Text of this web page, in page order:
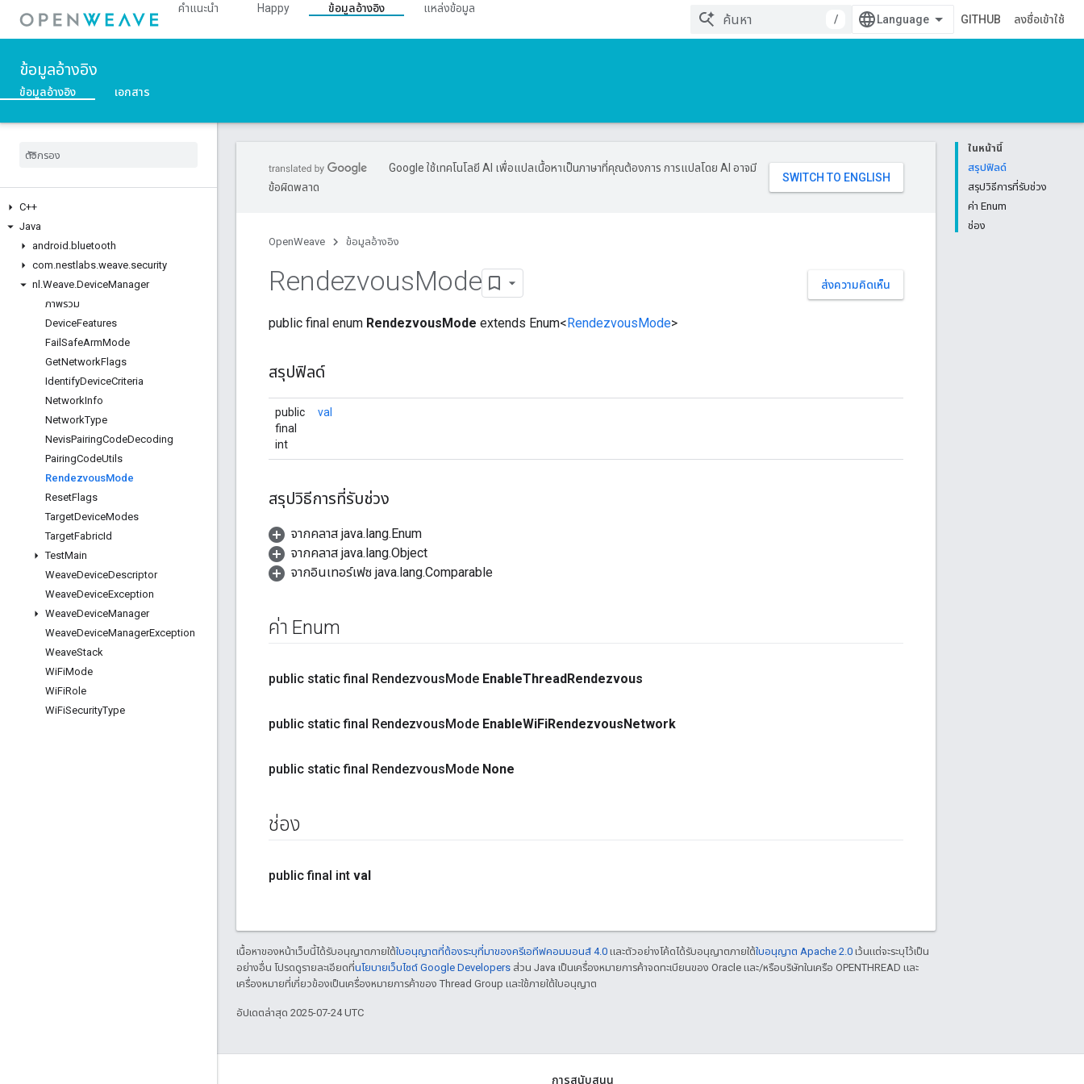
คำแนะนำ Happy ข้อมูลอ้างอิง
แหล่งข้อมูล
/
GITHUB ลงชื่อเข้าใช้
ข้อมูลอ้างอิง
ข้อมูลอ้างอิง เอกสาร
C++
Java
android .bluetooth
com.nestlabs.weave.security
nl .Weave.DeviceManager
ภาพรวม
DeviceFeatures
Fail SafeArmMode
GetNetworkFlags
IdentifyDeviceCriteria
NetworkInfo
NetworkType
NevisPairingCodeDecoding
PairingCodeUtils
RendezvousMode
ResetFlags
TargetDeviceModes
TargetFabricId
TestMain
WeaveDeviceDescriptor
WeaveDeviceException
WeaveDeviceManager
WeaveDeviceManagerException
WeaveStack
WiFiMode
WiFiRole
WiFiSecurityType
ในหน้านี้
สรุปฟิลด์
สรุปวิธีการที่รับช่วง
ค่า Enum
ช่อง
Google ใช้เทคโนโลยี AI เพื่อแปลเนื้อหาเป็นภาษาที่คุณต้องการ การแปลโดย AI อาจมี
ข้อผิดพลาด
OpenWeave ข้อมูลอ้างอิง
ส่งความคิดเห็น
RendezvousMode
public final enum RendezvousMode extends Enum<RendezvousMode>
สรุปฟิลด์
public
final
int
val
สรุปวิธีการที่รับช่วง
จากคลาส java.lang.Enum
จากคลาส java.lang.Object
จากอินเทอร์เฟซ java.lang.Comparable
ค่า Enum
public static final RendezvousMode EnableThreadRendezvous
public static final RendezvousMode EnableWiFiRendezvousNetwork
public static final RendezvousMode None
ช่อง
public final int val
เนื้อหาของหน้าเว็บนี้ได้รับอนุญาตภายใต้ใบอนุญาตที่ต้องระบุที่มาของครีเอทีฟคอมมอนส์ 4.0 และตัวอย่างโค้ดได้รับอนุญาตภายใต้ใบอนุญาต Apache 2.0 เว้นแต่จะระบุไว้เป็น
อย่างอื่น โปรดดูรายละเอียดที่นโยบายเว็บไซต์ Google Developers ส่วน Java เป็นเครื่องหมายการค้าจดทะเบียนของ Oracle และ/หรือบริษัทในเครือ OPENTHREAD และ
เครื่องหมายที่เกี่ยวข้องเป็นเครื่องหมายการค้าของ Thread Group และใช้ภายใต้ใบอนุญาต
อัปเดตล่าสุด 2025-07-24 UTC
การสนับสนุน